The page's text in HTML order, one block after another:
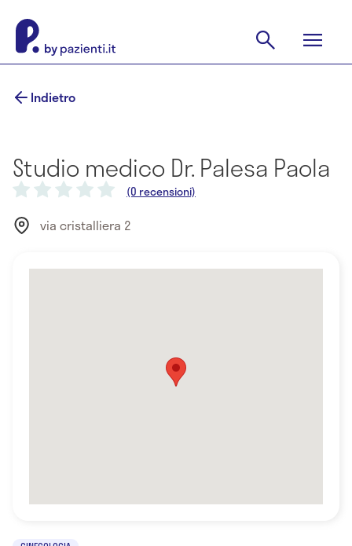
Indietro
Studio medico Dr. Palesa Paola
(0 recensioni)
via cristalliera 2